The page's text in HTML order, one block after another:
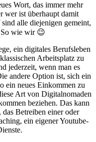
Wort, das immer mehr
wer ist überhaupt damit
alle diejenigen gemeint,
So wie wir 😉
ein digitales Berufsleben
Arbeitsplatz zu
jederzeit, wenn man es
andere Option ist, sich ein
ein neues Einkommen zu
Art von Digitalnomaden
beziehen. Das kann
Betreiben einer oder
ein eigener Youtube-